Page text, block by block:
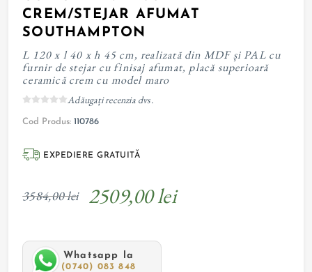
CREM/STEJAR AFUMAT
SOUTHAMPTON
L 120 x l 40 x h 45 cm, realizată din MDF și PAL cu
furnir de stejar cu finisaj afumat, placă superioară
ceramică crem cu model maro
Adăugați recenzia dvs.
Cod Produs: 110786
EXPEDIERE GRATUITĂ
3584,00 lei 2509,00 lei
Whatsapp la
(0740) 083 848